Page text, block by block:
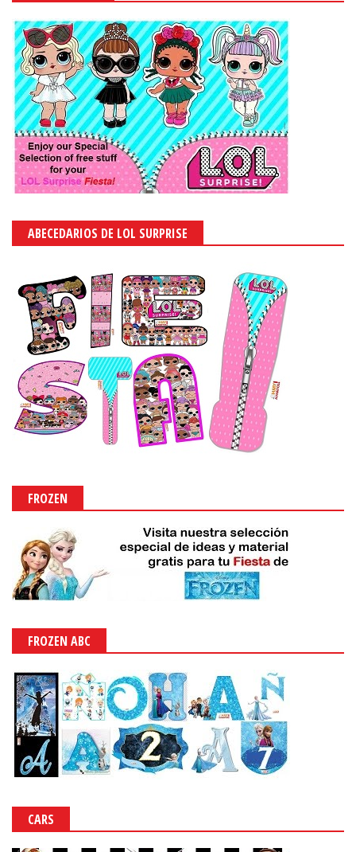
ABECEDARIOS DE LOL SURPRISE
FROZEN
FROZEN ABC
CARS